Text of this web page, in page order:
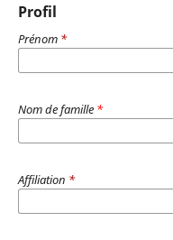
Profil
Prénom *
Nom de famille *
Affiliation *